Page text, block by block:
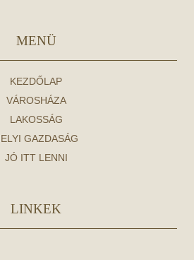
MENÜ
KEZDŐLAP
VÁROSHÁZA
LAKOSSÁG
GAZDASÁG
JÓ ITT LENNI
LINKEK